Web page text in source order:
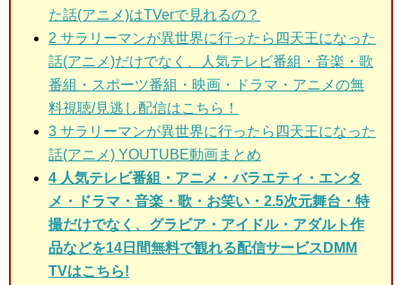
た話(アニメ)はTVerで見れるの？
2 サラリーマンが異世界に行ったら四天王になった
話(アニメ)だけでなく、人気テレビ番組・音楽・歌
番組・スポーツ番組・映画・ドラマ・アニメの無
料視聴/見逃し配信はこちら！
3 サラリーマンが異世界に行ったら四天王になった
話(アニメ)YOUTUBE動画まとめ
4 人気テレビ番組・アニメ・バラエティ・エンタ
メ・ドラマ・音楽・歌・お笑い・2.5次元舞台・特
撮だけでなく、グラビア・アイドル・アダルト作
品などを14日間無料で観れる配信サービスDMM
TVはこちら!